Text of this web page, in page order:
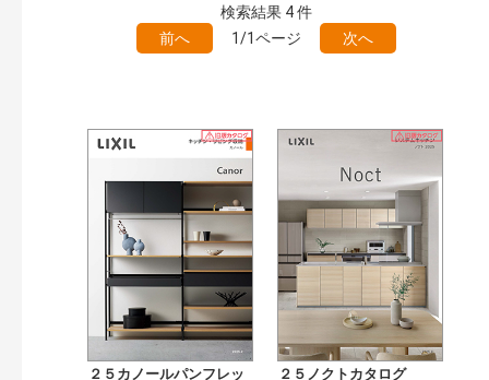
絞り込みの解除
キーワード検索（あいまい）
目次も検索 検 索
おすすめハッシュタグ
まずはここから（1）
施工イメージ・アイデア集（4）
リフォームおすすめ（4）
玄関ドア・引戸（11）
インテリア建材（1）
インテリアファブリック（1）
エクステリア（5）
検索結果 4件
前へ
1/1ページ 次へ
２５カノールパンフレッ
２５ノクトカタログ